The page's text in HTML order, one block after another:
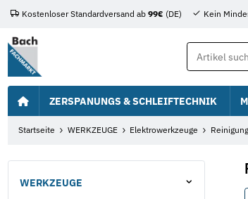
Kostenloser Standardversand ab 99€ (DE) Kein
ZERSPANUNGS & SCHLEIFTECHNIK
Startseite WERKZEUGE Elektrowerkzeuge
WERKZEUGE